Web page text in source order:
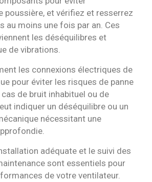
poussière, et vérifiez et resserrez
au moins une fois par an. Ces
les déséquilibres et
de vibrations.
les connexions électriques de
pour éviter les risques de panne
de bruit inhabituel ou de
indiquer un déséquilibre ou un
nécessitant une
adéquate et le suivi des
sont essentiels pour
de votre ventilateur.